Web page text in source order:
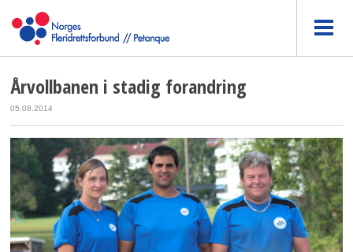
Årvollbanen i stadig forandring
05.08.2014